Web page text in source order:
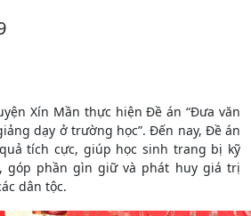
Xín Mần thực hiện Đề án “Đưa văn
dạy ở trường học”. Đến nay, Đề án
tích cực, giúp học sinh trang bị kỹ
góp phần gìn giữ và phát huy giá trị
dân tộc.